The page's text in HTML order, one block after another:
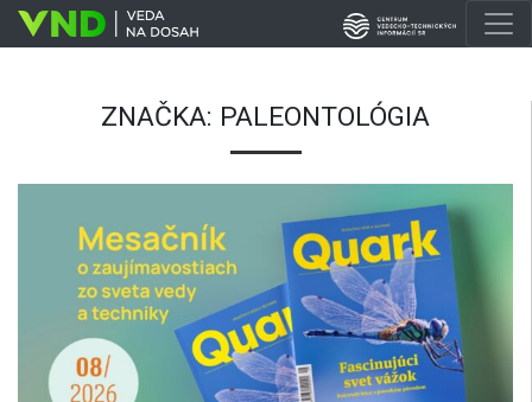
ZNAČKA: PALEONTOLÓGIA